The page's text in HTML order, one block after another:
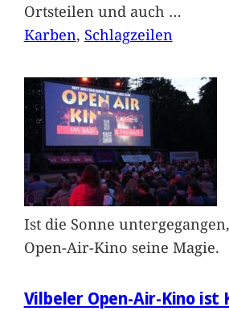
Ortsteilen und auch …
Karben, Schlagzeilen
Ist die Sonne
Open-Air-Kino seine Magie.
Vilbeler Open-Air-Kino ist